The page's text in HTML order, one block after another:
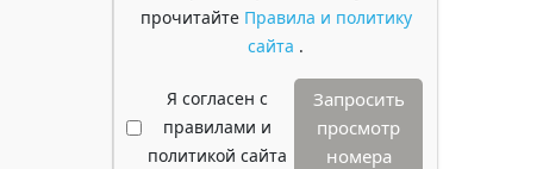
прочитайте Правила и политику
сайта .
Я согласен с
правилами и
политикой сайта
Запросить
просмотр
номера